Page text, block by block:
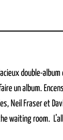
double-
un album.
Neil Fraser et
waiting room.